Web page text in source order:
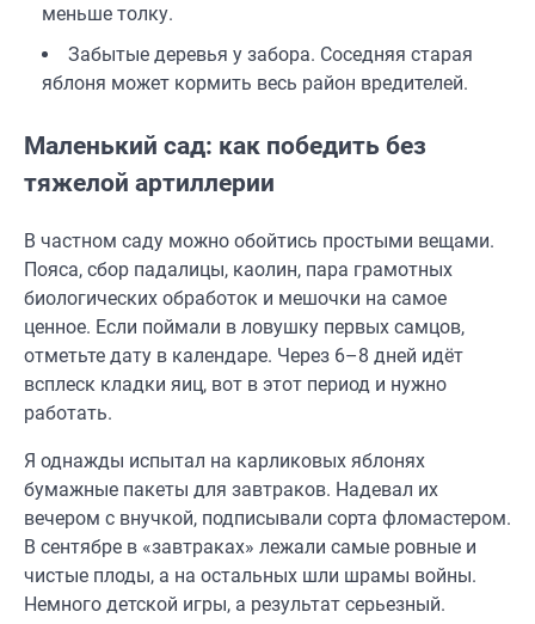
меньше толку.
Забытые деревья у забора. Соседняя старая
яблоня может кормить весь район вредителей.
Маленький сад: как победить без
тяжелой артиллерии
В частном саду можно обойтись простыми вещами.
Пояса, сбор падалицы, каолин, пара грамотных
биологических обработок и мешочки на самое
ценное. Если поймали в ловушку первых самцов,
отметьте дату в календаре. Через 6–8 дней идёт
всплеск кладки яиц, вот в этот период и нужно
работать.
Я однажды испытал на карликовых яблонях
бумажные пакеты для завтраков. Надевал их
вечером с внучкой, подписывали сорта фломастером.
В сентябре в «завтраках» лежали самые ровные и
чистые плоды, а на остальных шли шрамы войны.
Немного детской игры, а результат серьезный.